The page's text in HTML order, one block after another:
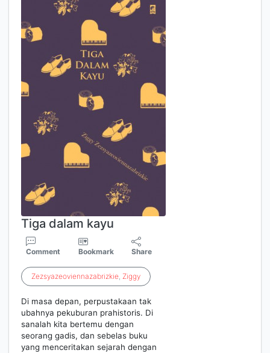
Tiga dalam kayu
Comment Bookmark Share
Zezsyazeoviennazabrizkie, Ziggy
Di masa depan, perpustakaan tak
ubahnya pekuburan prahistoris. Di
sanalah kita bertemu dengan
seorang gadis, dan sebelas buku
yang menceritakan sejarah dengan